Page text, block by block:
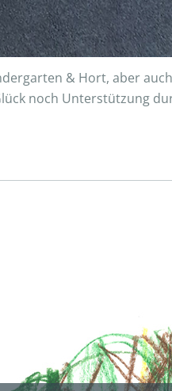
& Hort, aber
noch Unterstützung